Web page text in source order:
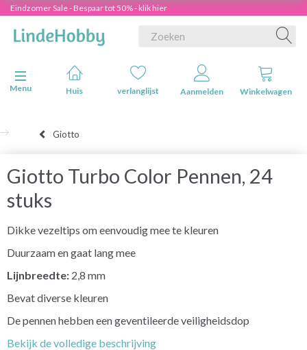
Eindzomer Sale - Bespaar tot 50% - klik hier
Navigatie in-/uitschakelen
Menu
Huis verlanglijst Aanmelden Winkelwagen
Giotto
Giotto Turbo Color Pennen, 24
stuks
Dikke vezeltips om eenvoudig mee te kleuren
Duurzaam en gaat lang mee
Lijnbreedte: 2,8 mm
Bevat diverse kleuren
De pennen hebben een geventileerde veiligheidsdop
Bekijk de volledige beschrijving